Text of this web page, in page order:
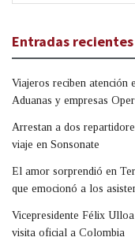
Entradas recientes
Viajeros reciben atención
Aduanas y empresas
Arrestan a dos
viaje en Sonsonate
El amor sorprendió en
que emocionó a los
Vicepresidente Félix
visita oficial a Colombia